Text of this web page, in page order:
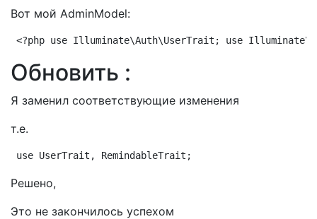
Вот мой AdminModel:
<?php use Illuminate\Auth\UserTrait; use
Обновить :
Я заменил соответствующие изменения
т.е.
use UserTrait, RemindableTrait;
Решено,
Это не закончилось успехом